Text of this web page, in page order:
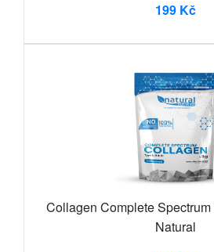
199 Kč
Collagen Complete Spectrum
Natural